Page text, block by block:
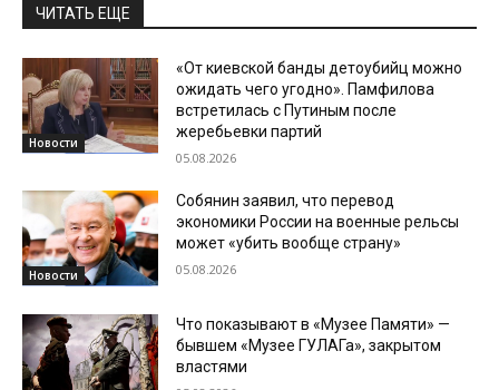
ЧИТАТЬ ЕЩЕ
Новости
«От киевской банды детоубийц можно
ожидать чего угодно». Памфилова
встретилась с Путиным после
жеребьевки партий
05.08.2026
Новости
Собянин заявил, что перевод
экономики России на военные рельсы
может «убить вообще страну»
05.08.2026
Что показывают в «Музее Памяти» —
бывшем «Музее ГУЛАГа», закрытом
властями